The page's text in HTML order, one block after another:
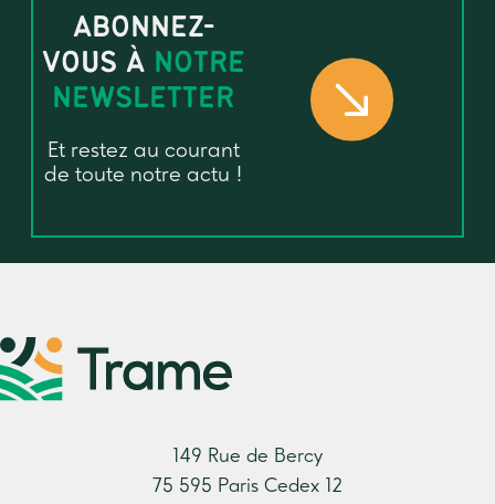
ABONNEZ-
VOUS À NOTRE
NEWSLETTER
Et restez au courant
de toute notre actu !
149 Rue de Bercy
75 595 Paris Cedex 12